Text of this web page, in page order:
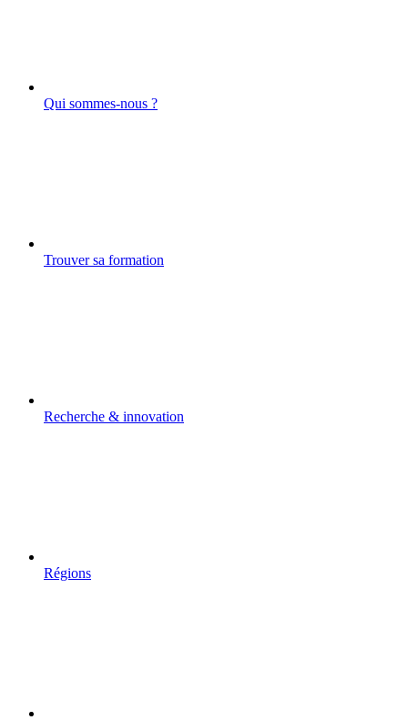
Qui sommes-nous ?
Trouver sa formation
Recherche & innovation
Régions